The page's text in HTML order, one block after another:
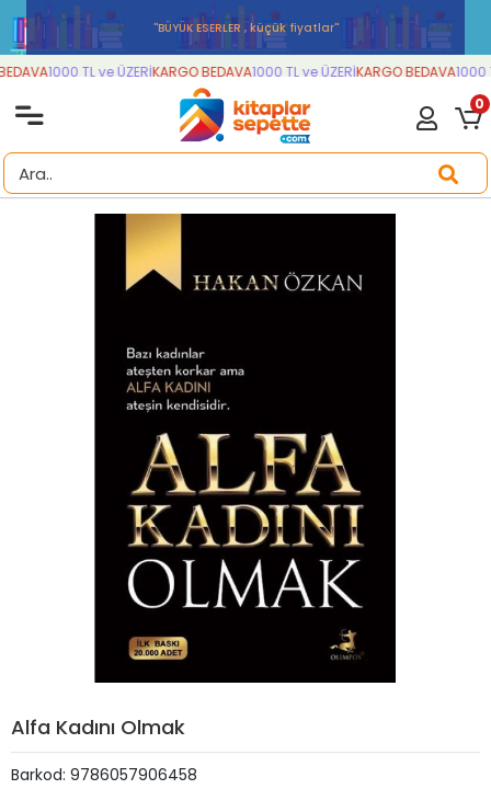
''BÜYÜK ESERLER , küçük fiyatlar''
1000 TL ve ÜZERİKARGO BEDAVA1000 TL ve ÜZERİKARGO BEDAVA1000
0
Alfa Kadını Olmak
Barkod: 9786057906458